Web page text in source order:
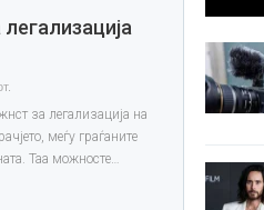
за легализација на
меѓу граѓаните
Таа можносте…